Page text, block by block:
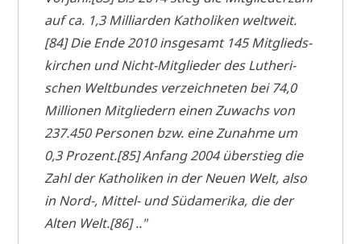
auf ca. 1,3 Mil­li­ar­den Katho­li­ken weltweit.
[84] Die Ende 2010 ins­ge­samt 145 Mit­glieds­
kir­chen und Nicht-Mit­glie­der des Luthe­ri­
schen Welt­bun­des ver­zeich­ne­ten bei 74,0
Mil­lio­nen Mit­glie­dern einen Zuwachs von
237.450 Per­so­nen bzw. eine Zunah­me um
0,3 Prozent.[85] Anfang 2004 über­stieg die
Zahl der Katho­li­ken in der Neu­en Welt, also
in Nord-, Mit­tel- und Süd­ame­ri­ka, die der
Alten Welt.[86] .."